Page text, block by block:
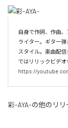
自身で作詞、作曲
ライター。ギター
スタイル。楽曲配
ではリリックビデオ
https://
彩-AYA-の他のリリ